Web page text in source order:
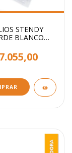
STENDY
BLANCO